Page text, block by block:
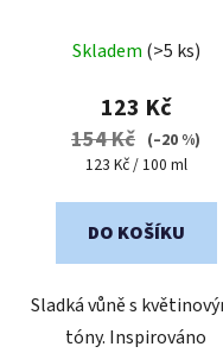
hodnocení
produktu
je
4,7
5
Skladem (>5 ks)
123 Kč
154 Kč (–20 %)
Měrná
123 Kč / 100 ml
DO KOŠÍKU
Sladká vůně s
tóny. Inspirováno